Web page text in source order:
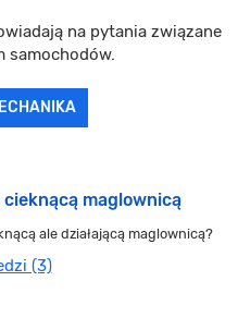
na pytania związane
samochodów.
maglownicą
ale działającą maglownicą?
(3)